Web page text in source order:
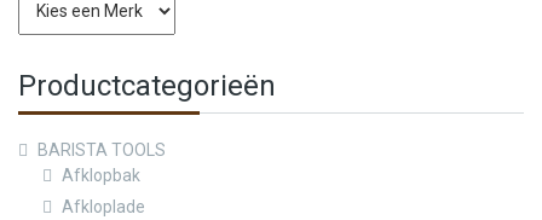
Productcategorieën
BARISTA TOOLS
Afklopbak
Afkloplade